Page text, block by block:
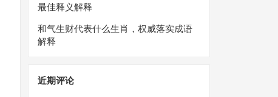
最佳释义解释
和气生财代表什么生肖，权威落实成语
解释
近期评论